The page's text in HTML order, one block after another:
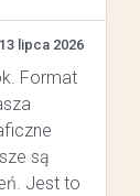
13 lipca 2026
Format
są
Jest to